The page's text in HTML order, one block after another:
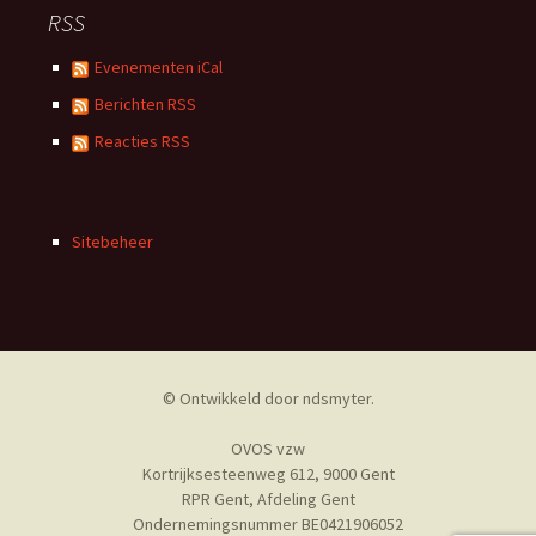
RSS
Evenementen iCal
Berichten RSS
Reacties RSS
Sitebeheer
© Ontwikkeld doorndsmyter.
OVOS vzw
Kortrijksesteenweg 612, 9000 Gent
RPR Gent, Afdeling Gent
Ondernemingsnummer BE0421906052